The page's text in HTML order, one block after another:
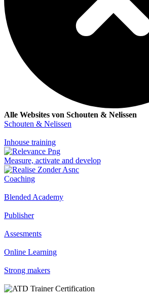
Alle Websites von Schouten & Nelissen
Schouten & Nelissen
Inhouse training
Measure, activate and develop
Coaching
Blended Academy
Publisher
Assesments
Online Learning
Strong makers